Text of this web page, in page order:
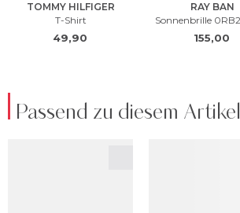
Passend zu diesem Artikel